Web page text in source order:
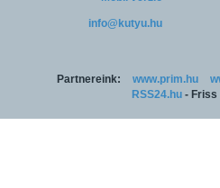
info@kutyu.hu
Partnereink: www.prim.hu
RSS24.hu - Friss